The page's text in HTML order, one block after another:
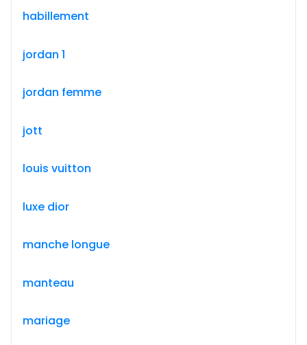
habillement
jordan 1
jordan femme
jott
louis vuitton
luxe dior
manche longue
manteau
mariage